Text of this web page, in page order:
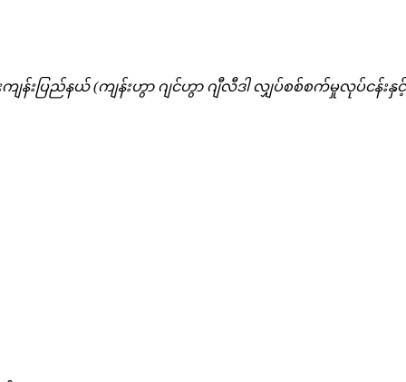
းကျန်းပြည်နယ် (ကျန်းဟွာ ဂျင်ဟွာ ဂျီလီဒါ လျှပ်စစ်စက်မှုလု